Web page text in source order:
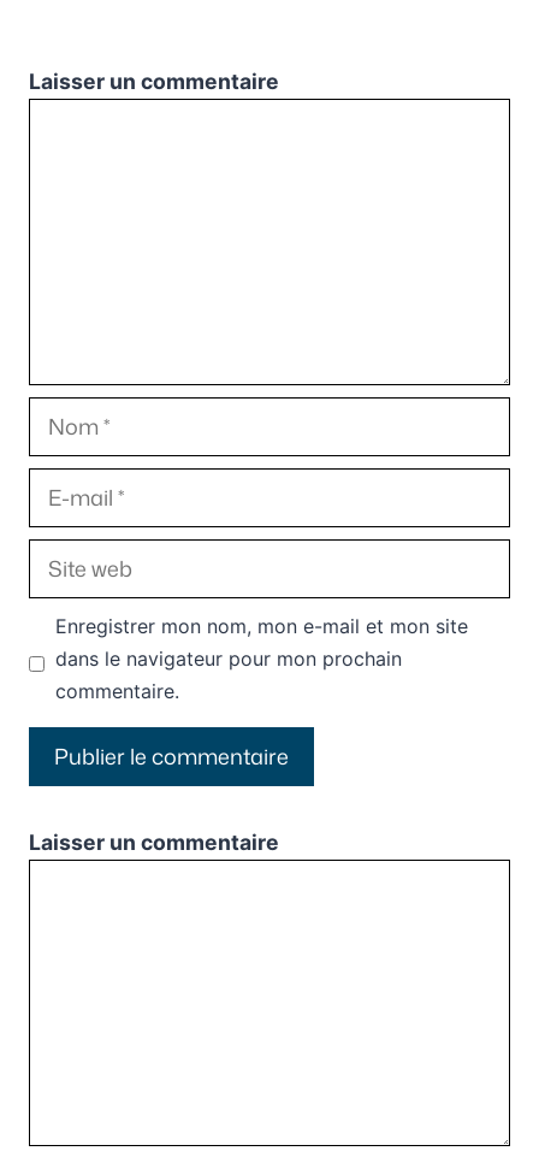
Laisser un commentaire
Nom
E-
mail
Site
web
Enregistrer mon nom, mon e-mail et mon site
dans le navigateur pour mon prochain
commentaire.
Laisser un commentaire